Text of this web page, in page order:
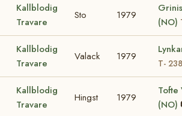
Kallblodig
Travare
Sto 1979
(NO)
Kallblodig
Travare
Valack 1979
T-
Kallblodig
Travare
Hingst 1979
Tofte
(NO)